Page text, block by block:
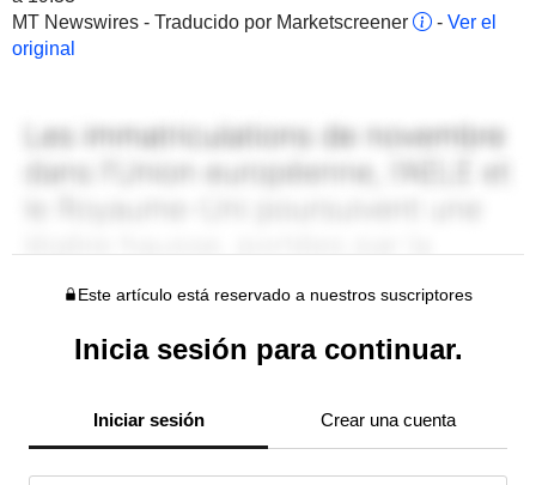
MT Newswires - Traducido por Marketscreener
- Ver el
original
Este artículo está reservado a nuestros suscriptores
Inicia sesión para continuar.
Iniciar sesión Crear una cuenta